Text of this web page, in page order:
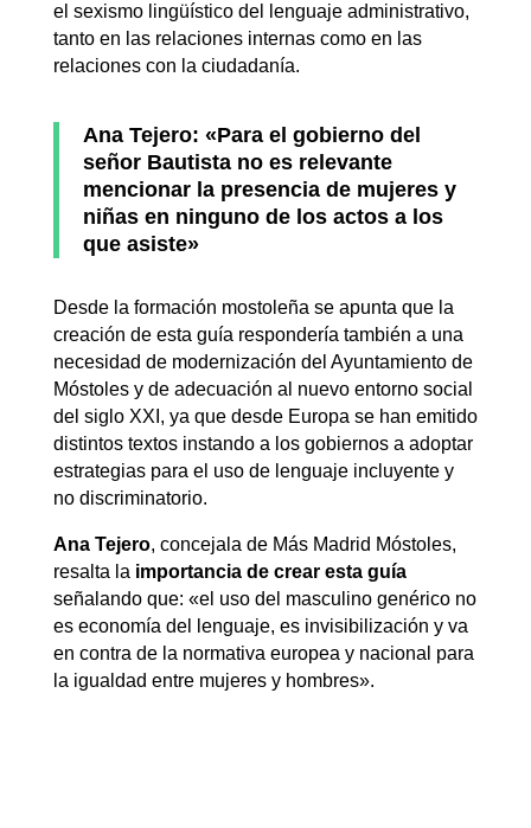
el sexismo lingüístico del lenguaje administrativo,
tanto en las relaciones internas como en las
relaciones con la ciudadanía.
Ana Tejero: «Para el gobierno del
señor Bautista no es relevante
mencionar la presencia de mujeres y
niñas en ninguno de los actos a los
que asiste»
Desde la formación mostoleña se apunta que la
creación de esta guía respondería también a una
necesidad de modernización del Ayuntamiento de
Móstoles y de adecuación al nuevo entorno social
del siglo XXI, ya que desde Europa se han emitido
distintos textos instando a los gobiernos a adoptar
estrategias para el uso de lenguaje incluyente y
no discriminatorio.
Ana Tejero, concejala de Más Madrid Móstoles,
resalta la importancia de crear esta guía
señalando que: «el uso del masculino genérico no
es economía del lenguaje, es invisibilización y va
en contra de la normativa europea y nacional para
la igualdad entre mujeres y hombres».